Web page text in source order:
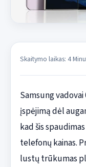
Skaitymo laikas: 4
Samsung
įspėjimą dėl
kad šis
telefonų kainas.
lustų trūkumas